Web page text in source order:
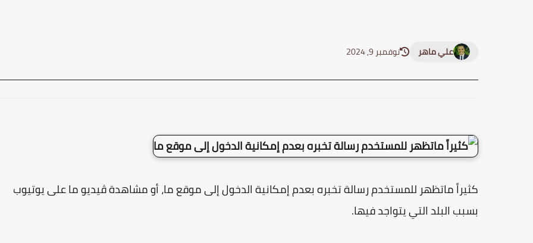
علي ماهر نوفمبر 9, 2024
كثيراً ماتظهر للمستخدم رسالة تخبره بعدم إمكانية الدخول إلى موقع ما، أو مشاهدة ڤيديو ما على يوتيوب
بسبب البلد التي يتواجد فيها.